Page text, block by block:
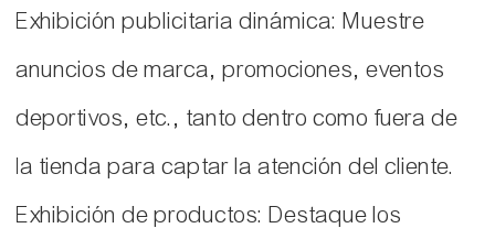
Exhibición publicitaria dinámica: Muestre
anuncios de marca, promociones, eventos
deportivos, etc., tanto dentro como fuera de
la tienda para captar la atención del cliente.
Exhibición de productos: Destaque los